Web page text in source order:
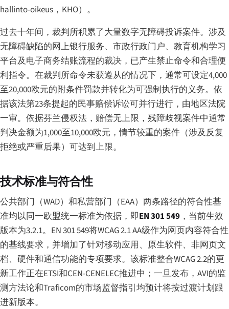
hallinto-oikeus ，KHO）。
过去十年间，裁判所积累了大量数字无障碍投诉案件。涉及
无障碍缺陷的网上银行服务、市政行政门户、教育机构学习
平台及电子商务结账流程的裁决，已产生禁止命令和合理便
利指令。在裁判所命令未获遵从的情况下，通常可设定4,000
至20,000欧元的附条件罚款并转化为可强制执行的义务。依
据该法第23条提起的民事赔偿诉讼可并行进行，由地区法院
一审。依据芬兰侵权法，赔偿无上限，残障歧视案件中通常
判决金额为1,000至10,000欧元，情节较重的案件（涉及反复
拒绝或严重后果）可达到上限。
技术标准与符合性
公共部门（WAD）和私营部门（EAA）两条路径的符合性基
准均以同一欧盟统一标准为依据，即EN 301 549 ，当前生效
版本为3.2.1。EN 301 549将WCAG 2.1 AA级作为网页内容符合性
的基线要求，并增加了针对移动应用、原生软件、非网页文
档、硬件和通信功能的专项要求。该标准整合WCAG 2.2的更
新工作正在ETSI和CEN-CENELEC推进中；一旦发布，AVI的监
测方法论和Traficom的市场监督指引均预计将按过渡计划跟
进新版本。